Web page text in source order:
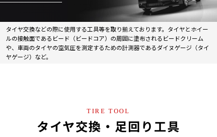
し
ま
す
タイヤ交換などの際に使用する工具等を取り揃えております。タイヤとホイー
ルの接触面であるビード（ビードコア）の周囲に塗布されるビードクリーム
や、車両のタイヤの空気圧を測定するための計測器であるダイヌゲージ（タイ
ヤゲージ）など。
TIRE TOOL
タイヤ交換・足回り工具